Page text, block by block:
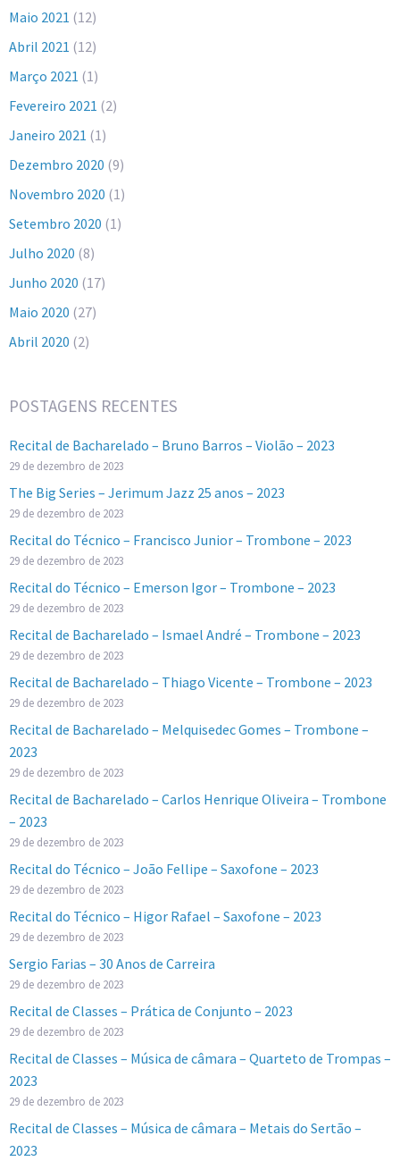
Maio 2021 (12)
Abril 2021 (12)
Março 2021 (1)
Fevereiro 2021 (2)
Janeiro 2021 (1)
Dezembro 2020 (9)
Novembro 2020 (1)
Setembro 2020 (1)
Julho 2020 (8)
Junho 2020 (17)
Maio 2020 (27)
Abril 2020 (2)
POSTAGENS RECENTES
Recital de Bacharelado – Bruno Barros – Violão – 2023
29 de dezembro de 2023
The Big Series – Jerimum Jazz 25 anos – 2023
29 de dezembro de 2023
Recital do Técnico – Francisco Junior – Trombone – 2023
29 de dezembro de 2023
Recital do Técnico – Emerson Igor – Trombone – 2023
29 de dezembro de 2023
Recital de Bacharelado – Ismael André – Trombone – 2023
29 de dezembro de 2023
Recital de Bacharelado – Thiago Vicente – Trombone – 2023
29 de dezembro de 2023
Recital de Bacharelado – Melquisedec Gomes – Trombone –
2023
29 de dezembro de 2023
Recital de Bacharelado – Carlos Henrique Oliveira – Trombone
– 2023
29 de dezembro de 2023
Recital do Técnico – João Fellipe – Saxofone – 2023
29 de dezembro de 2023
Recital do Técnico – Higor Rafael – Saxofone – 2023
29 de dezembro de 2023
Sergio Farias – 30 Anos de Carreira
29 de dezembro de 2023
Recital de Classes – Prática de Conjunto – 2023
29 de dezembro de 2023
Recital de Classes – Música de câmara – Quarteto de Trompas –
2023
29 de dezembro de 2023
Recital de Classes – Música de câmara – Metais do Sertão –
2023